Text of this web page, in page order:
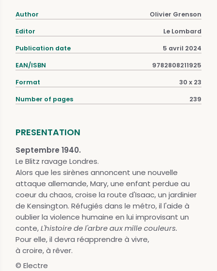
Author Olivier Grenson
Editor Le Lombard
Publication date 5 avril 2024
EAN/ISBN 9782808211925
Format 30 x 23
Number of pages 239
PRESENTATION
Septembre 1940.
Le Blitz ravage Londres.
Alors que les sirènes annoncent une nouvelle
attaque allemande, Mary, une enfant perdue au
coeur du chaos, croise la route d'Isaac, un jardinier
de Kensington. Réfugiés dans le métro, il l'aide à
oublier la violence humaine en lui improvisant un
conte,L'histoire de l'arbre aux mille couleurs.
Pour elle, il devra réapprendre à vivre,
à croire, à rêver.
© Electre